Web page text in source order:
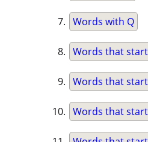
Words with Q
Words that
Words that
Words that